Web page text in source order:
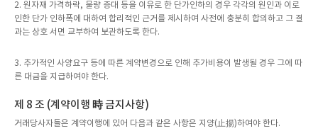
2. 원자재 가격하락, 물량 증대 등을 이유로 한 단가인하의 경우 각각의 원인과 이로
인한 단가 인하폭에 대하여 합리적인 근거를 제시하여 사전에 충분히 합의하고 그 결
과는 상호 서면 교부하여 보관하도록 한다.
3. 추가적인 사양요구 등에 따른 계약변경으로 인해 추가비용이 발생될 경우 그에 따
른 대금을 지급하여야 한다.
제 8 조 (계약이행 時 금지사항)
거래당사자들은 계약이행에 있어 다음과 같은 사항은 지양(止揚)하여야 한다.